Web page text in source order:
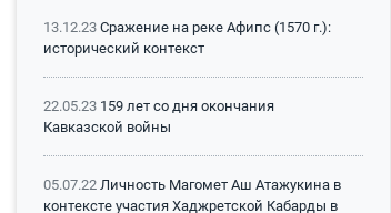
13.12.23 Сражение на реке Афипс (1570 г.):
исторический контекст
22.05.23 159 лет со дня окончания
Кавказской войны
05.07.22 Личность Магомет Аш Атажукина в
контексте участия Хаджретской Кабарды в